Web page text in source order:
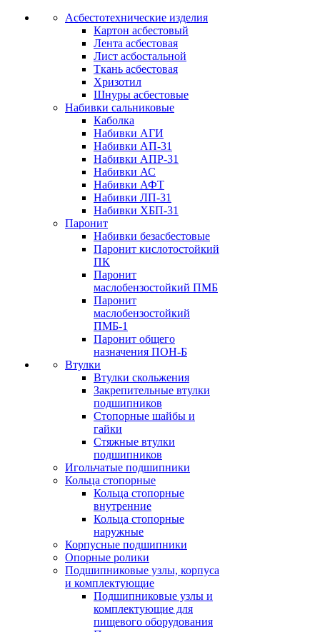
Асбестотехнические изделия
Картон асбестовый
Лента асбестовая
Лист асбостальной
Ткань асбестовая
Хризотил
Шнуры асбестовые
Набивки сальниковые
Каболка
Набивки АГИ
Набивки АП-31
Набивки АПР-31
Набивки АС
Набивки АФТ
Набивки ЛП-31
Набивки ХБП-31
Паронит
Набивки безасбестовые
Паронит кислотостойкий
ПК
Паронит
маслобензостойкий ПМБ
Паронит
маслобензостойкий
ПМБ-1
Паронит общего
назначения ПОН-Б
Втулки
Втулки скольжения
Закрепительные втулки
подшипников
Стопорные шайбы и
гайки
Стяжные втулки
подшипников
Игольчатые подшипники
Кольца стопорные
Кольца стопорные
внутренние
Кольца стопорные
наружные
Корпусные подшипники
Опорные ролики
Подшипниковые узлы, корпуса
и комплектующие
Подшипниковые узлы и
комплектующие для
пищевого оборудования